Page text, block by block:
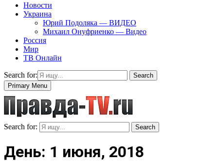
Новости
Украина
Юрий Подоляка — ВИДЕО
Михаил Онуфриенко — Видео
Россия
Мир
ТВ Онлайн
Search for:
Search
Primary Menu
Search for: Search
День: 1 июня, 2018